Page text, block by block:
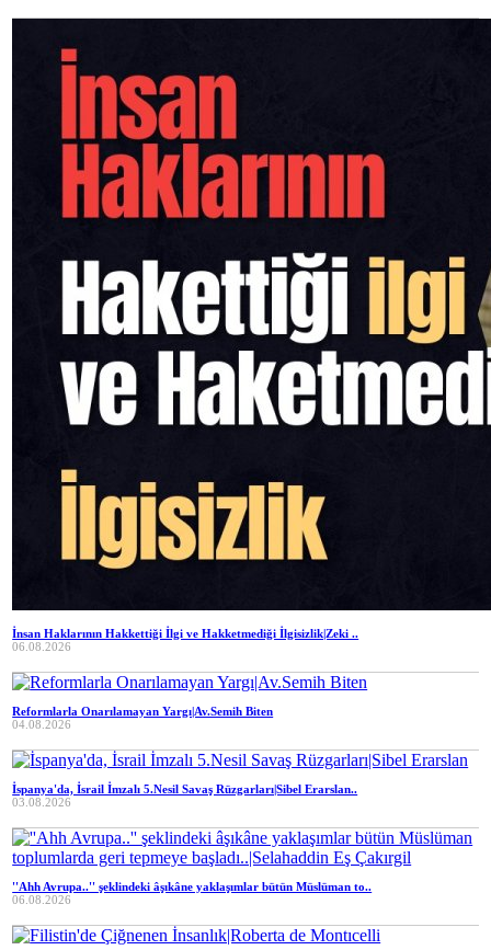
İnsan Haklarının Hakkettiği İlgi ve Hakketmediği İlgisizlik|Zeki ..
06.08.2026
Reformlarla Onarılamayan Yargı|Av.Semih Biten
04.08.2026
İspanya'da, İsrail İmzalı 5.Nesil Savaş Rüzgarları|Sibel Erarslan..
03.08.2026
''Ahh Avrupa..'' şeklindeki âşıkâne yaklaşımlar bütün Müslüman to..
06.08.2026